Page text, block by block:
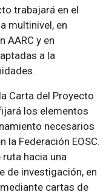
trabajará en el
multinivel, en
AARC y en
a la
Carta del Proyecto
los elementos
necesarios
la Federación EOSC.
hacia una
de investigación, en
cartas de